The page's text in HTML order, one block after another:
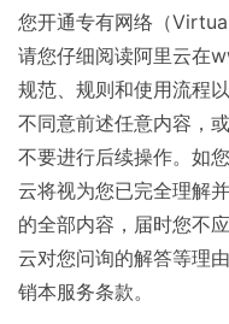
您开通专有网络（
请您仔细阅读阿里云在
规范、规则和使用流程
不同意前述任意内容，
不要进行后续操作。如
云将视为您已完全理解
的全部内容，届时您不
云对您问询的解答等理
销本服务条款。